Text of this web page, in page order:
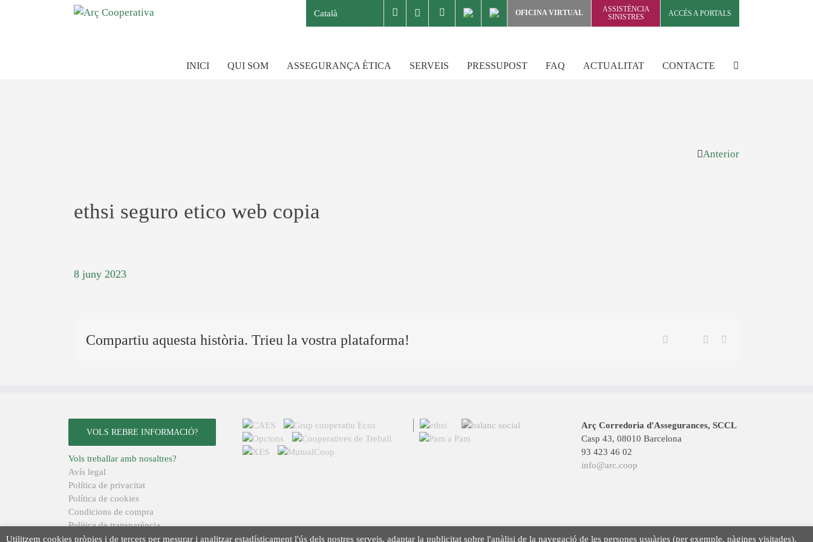
Català facebook OFICINA VIRTUAL
ASSISTÈNCIA
SINISTRES
ACCÉS A PORTALS
INICI QUI SOM ASSEGURANÇA ÈTICA SERVEIS PRESSUPOST FAQ ACTUALITAT CONTACTE
Anterior
ethsi seguro etico web copia
8 juny 2023
Compartiu aquesta història. Trieu la vostra plataforma! Facebook
TwitterLinkedin
VOLS REBRE INFORMACIÓ?
Vols treballar amb nosaltres?
Avís legal
Política de privacitat
Política de cookies
Condicions de compra
Política de transparència
Arç Corredoria d'Assegurances, SCCL
Casp 43, 08010 Barcelona
93 423 46 02
info@arc.coop
Utilitzem cookies pròpies i de tercers per mesurar i analitzar estadísticament l'ús dels nostres serveis, adaptar la publicitat sobre l'anàlisi de la navegació de les persones usuàries (per exemple, pàgines visitades).